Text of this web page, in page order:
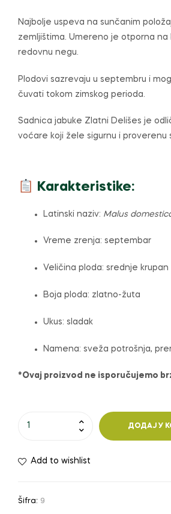
Najbolje uspeva na sunčanim
zemljištima. Umereno je otporna
redovnu negu.
Plodovi sazrevaju u septembru i
čuvati tokom zimskog perioda.
Sadnica jabuke Zlatni Delišes je
voćare koji žele sigurnu i proverenu
Karakteristike:
Latinski naziv: Malus
Vreme zrenja: septembar
Veličina ploda: srednje krupan
Boja ploda: zlatno-žuta
Ukus: sladak
Namena: sveža potrošnja,
*Ovaj proizvod ne isporučujemo
klon
ДОДАЈ У
Add to wishlist
Šifra: 9